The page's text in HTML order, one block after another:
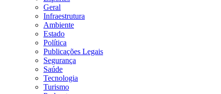
Geral
Infraestrutura
Ambiente
Estado
Política
Publicações Legais
Segurança
Saúde
Tecnologia
Turismo